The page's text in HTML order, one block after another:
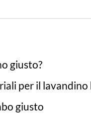
giusto?
per il lavandino
giusto